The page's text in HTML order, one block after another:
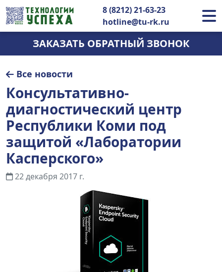
8 (8212) 21-63-23
hotline@tu-rk.ru
ЗАКАЗАТЬ ОБРАТНЫЙ ЗВОНОК
Консультативно-
диагностический центр
Республики Коми под
защитой «Лаборатории
Касперского»
Все новости
22 декабря 2017 г.